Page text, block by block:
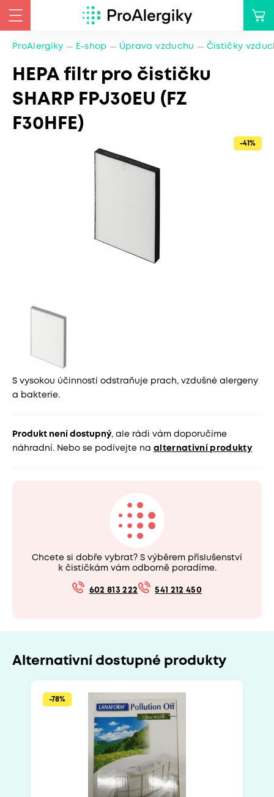
ProAlergiky E-shop Úprava vzduchu Čističky
HEPA filtr pro čističku
SHARP FPJ30EU (FZ
F30HFE)
-41%
S vysokou účinností odstraňuje prach, vzdušné alergeny
a bakterie.
Produkt není dostupný, ale rádi vám doporučíme
náhradní. Nebo se podívejte na alternativní produkty
Chcete si dobře vybrat? S výběrem příslušenství
k čističkám vám odborně poradíme.
602 813 222 541 212 450
Alternativní dostupné produkty
-78%